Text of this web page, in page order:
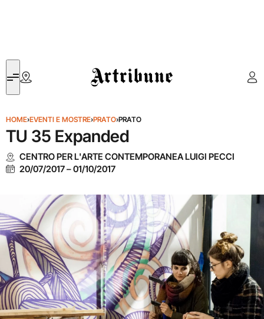
Artribune
HOME›EVENTI E MOSTRE›PRATO›PRATO
TU 35 Expanded
CENTRO PER L'ARTE CONTEMPORANEA LUIGI PECCI
20/07/2017–01/10/2017